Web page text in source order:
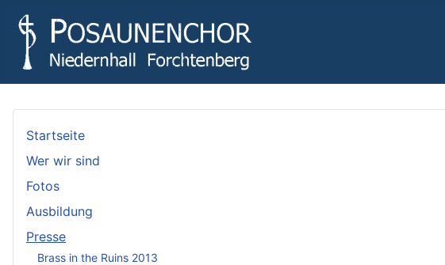
Startseite
Wer wir sind
Fotos
Ausbildung
Presse
Brass in the Ruins 2013